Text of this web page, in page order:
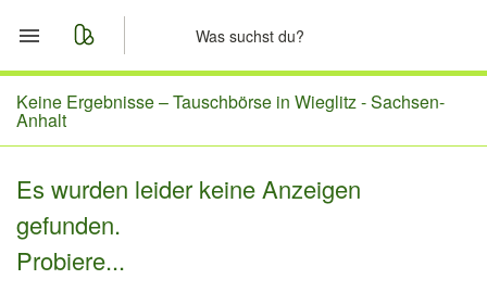
Start
Merkliste
Nachrichten
Anzeige aufgeben
Keine Ergebnisse –Tauschbörse in Wieglitz - Sachsen-
Anhalt
Es wurden leider keine Anzeigen
gefunden.
Probiere...